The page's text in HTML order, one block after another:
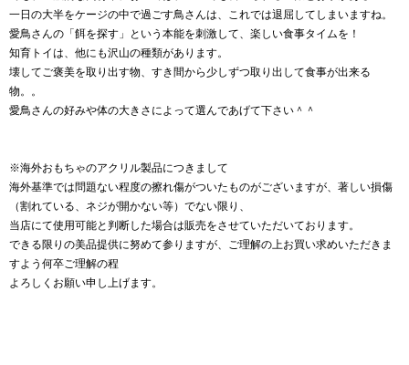
一日の大半をケージの中で過ごす鳥さんは、これでは退屈してしまいますね。
愛鳥さんの「餌を探す」という本能を刺激して、楽しい食事タイムを！
知育トイは、他にも沢山の種類があります。
壊してご褒美を取り出す物、すき間から少しずつ取り出して食事が出来る
物。。
愛鳥さんの好みや体の大きさによって選んであげて下さい＾＾
※海外おもちゃのアクリル製品につきまして
海外基準では問題ない程度の擦れ傷がついたものがございますが、著しい損傷
（割れている、ネジが開かない等）でない限り、
当店にて使用可能と判断した場合は販売をさせていただいております。
できる限りの美品提供に努めて参りますが、ご理解の上お買い求めいただきま
すよう何卒ご理解の程
よろしくお願い申し上げます。